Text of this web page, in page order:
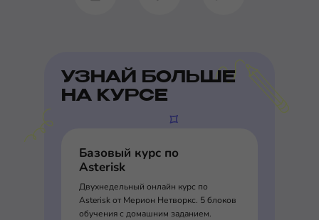
УЗНАЙ БОЛЬШЕ
НА КУРСЕ
Базовый курс по
Asterisk
Двухнедельный онлайн курс по
Asterisk от Мерион Нетворкс. 5 блоков
обучения с домашним заданием.